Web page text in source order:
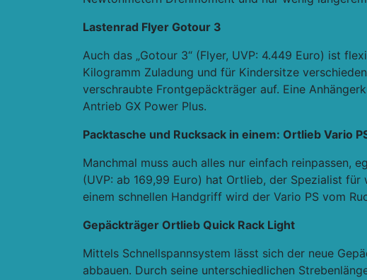
Lastenrad Flyer Gotour 3
Auch das „Gotour 3“ (Flyer, UVP: 4.449 Euro) ist
Kilogramm Zuladung und für Kindersitze
verschraubte Frontgepäckträger auf. Eine
Antrieb GX Power Plus.
Packtasche und Rucksack in einem: Ortlieb Vario
Manchmal muss auch alles nur einfach reinpassen,
(UVP: ab 169,99 Euro) hat Ortlieb, der Spezialist
einem schnellen Handgriff wird der Vario PS vom
Gepäckträger Ortlieb Quick Rack Light
Mittels Schnellspannsystem lässt sich der neue
abbauen. Durch seine unterschiedlichen